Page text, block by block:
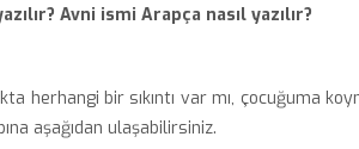
Avni ismi Arapça nasıl yazılır?
herhangi bir sıkıntı var mı, çocuğuma
aşağıdan ulaşabilirsiniz.